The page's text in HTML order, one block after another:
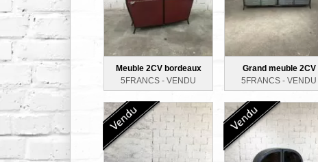
Meuble 2CV bordeaux
5FRANCS -VENDU
Grand meuble 2CV
5FRANCS -VENDU